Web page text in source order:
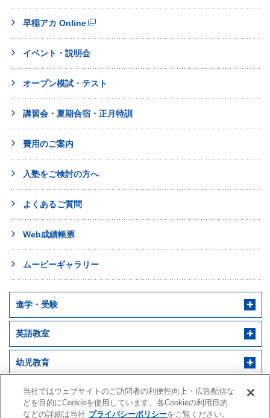
早稲アカ Online
イベント・説明会
オープン模試・テスト
講習会・夏期合宿・正月特訓
費用のご案内
入塾をご検討の方へ
よくあるご質問
Web成績帳票
ムービーギャラリー
進学・受験
英語教室
幼児教育
幼児教室サンキッズ
医学部予備校
野田クルゼ
当社ではウェブサイトのご訪問者の利便性向上・広告配信な
どを目的にCookieを使用しています。各Cookieの利用目的
などの詳細は当社 プライバシーポリシーをご覧ください。